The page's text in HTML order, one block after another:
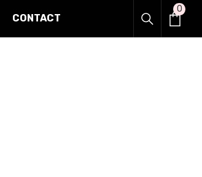
CONTACT
0
item